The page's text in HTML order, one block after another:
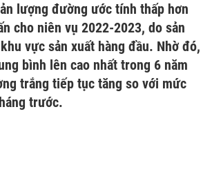
lượng đường ước tính thấp hơn
cho niên vụ 2022-2023, do sản
vực sản xuất hàng đầu. Nhờ đó,
bình lên cao nhất trong 6 năm
trắng tiếp tục tăng so với mức
trước.